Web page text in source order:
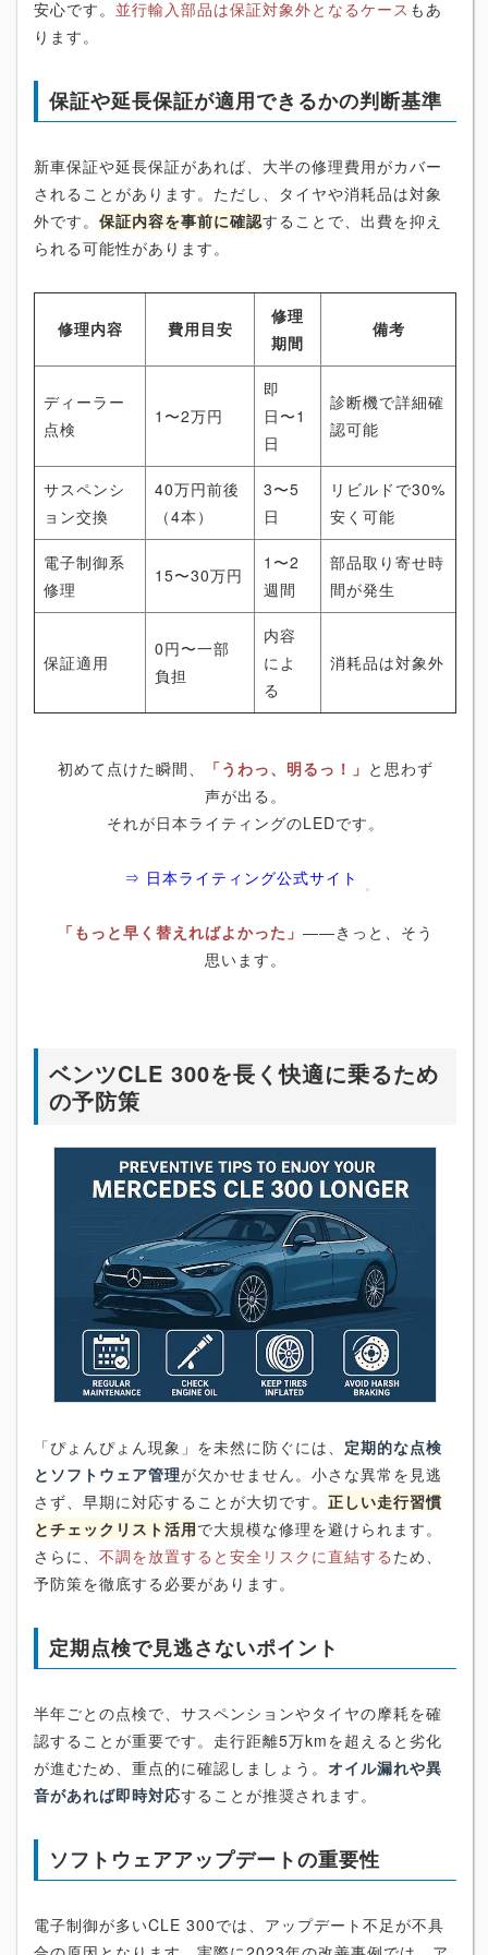
安心です。 並行輸入部品は保証対象外となるケース もあ
ります。
保証や延長保証が適用できるかの判断基準
新車保証や延長保証があれば、大半の修理費用がカバー
されることがあります。ただし、タイヤや消耗品は対象
外です。 保証内容を事前に確認することで、出費を抑え
られる可能性があります。
修理内容 費用目安
修理
期間
備考
ディーラー
点検
1〜2万円
即
日〜1
日
診断機で詳細確
認可能
サスペンシ
ョン交換
40万円前後
（4本）
3〜5
日
リビルドで30%
安く可能
電子制御系
修理
15〜30万円
1〜2
週間
部品取り寄せ時
間が発生
保証適用
0円〜一部
負担
内容
によ
る
消耗品は対象外
初めて点けた瞬間、 「うわっ、明るっ！」 と思わず
声が出る。
それが日本ライティングのLEDです。
⇒ 日本ライティング公式サイト
「もっと早く替えればよかった」 ――きっと、そう
思います。
ベンツCLE 300を長く快適に乗るため
の予防策
「ぴょんぴょん現象」を未然に防ぐには、 定期的な点検
とソフトウェア管理が欠かせません。小さな異常を見逃
さず、早期に対応することが大切です。 正しい走行習慣
とチェックリスト活用で大規模な修理を避けられます。
さらに、 不調を放置すると安全リスクに直結する ため、
予防策を徹底する必要があります。
定期点検で見逃さないポイント
半年ごとの点検で、サスペンションやタイヤの摩耗を確
認することが重要です。走行距離5万kmを超えると劣化
が進むため、重点的に確認しましょう。 オイル漏れや異
音があれば即時対応することが推奨されます。
ソフトウェアアップデートの重要性
電子制御が多いCLE 300では、アップデート不足が不具